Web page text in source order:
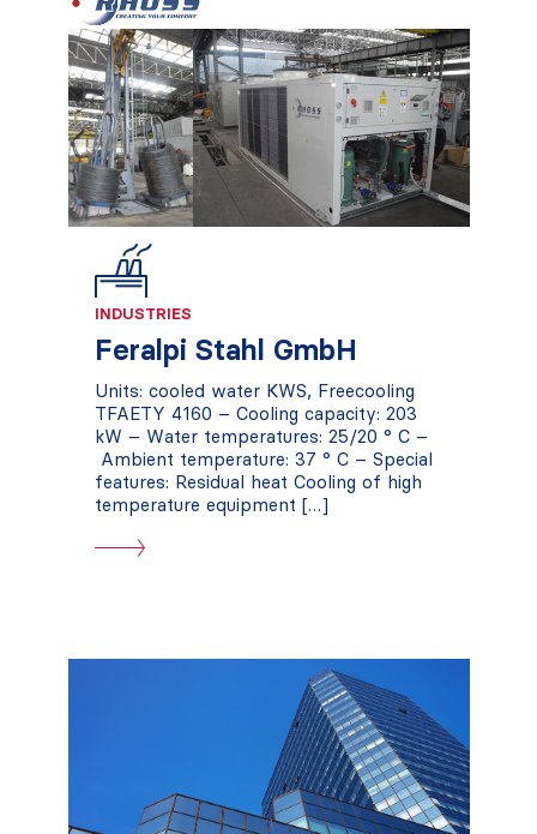
INDUSTRIES
Feralpi Stahl GmbH
Units: cooled water KWS, Freecooling
TFAETY 4160 – Cooling capacity: 203
kW – Water temperatures: 25/20 ° C –
Ambient temperature: 37 ° C – Special
features: Residual heat Cooling of high
temperature equipment […]